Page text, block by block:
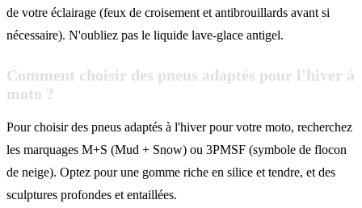
de votre éclairage (feux de croisement et antibrouillards avant si
nécessaire). N'oubliez pas le liquide lave-glace antigel.
Comment choisir des pneus adaptés pour l'hiver à
moto ?
Pour choisir des pneus adaptés à l'hiver pour votre moto, recherchez
les marquages M+S (Mud + Snow) ou 3PMSF (symbole de flocon
de neige). Optez pour une gomme riche en silice et tendre, et des
sculptures profondes et entaillées.